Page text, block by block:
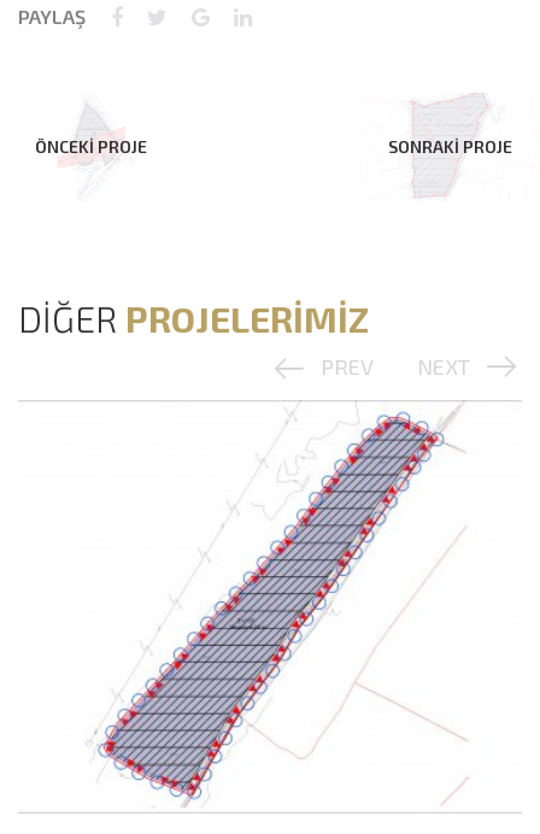
PAYLAŞ
SONRAKİ PROJE
ÖNCEKİ PROJE
DİĞER PROJELERİMİZ
PREV NEXT